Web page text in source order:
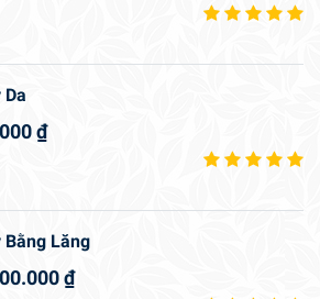
Da
₫
Bằng Lăng
₫